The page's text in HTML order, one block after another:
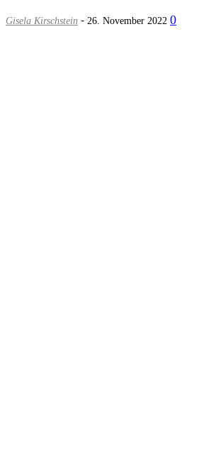
Gisela Kirschstein - 26. November 2022 0